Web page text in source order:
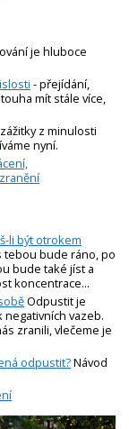
je hluboce
- přejídání,
mít stále více,
z minulosti
nyní.
li být otrokem
tebou bude ráno, po
bude také jíst a
koncentrace...
Odpustit je
vazeb.
zranili, vlečeme je
odpustit?Návod